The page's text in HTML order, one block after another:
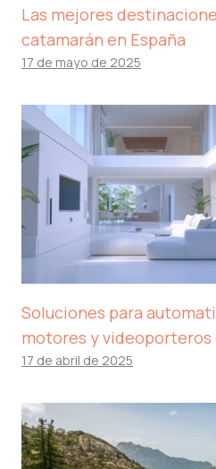
Las mejores
catamarán en España
17 de mayo de 2025
Soluciones para
motores y videoporteros
17 de abril de 2025